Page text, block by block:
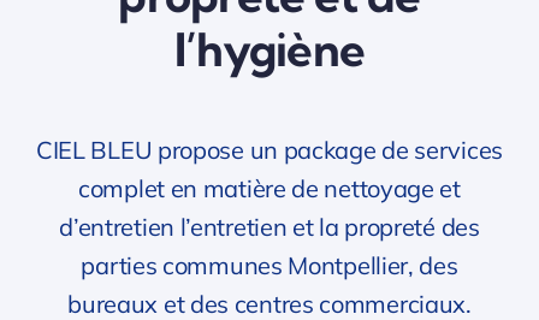
l’hygiène
CIEL BLEU propose un package de services
complet en matière de nettoyage et
d’entretien l’entretien et la propreté des
parties communes Montpellier, des
bureaux et des centres commerciaux.